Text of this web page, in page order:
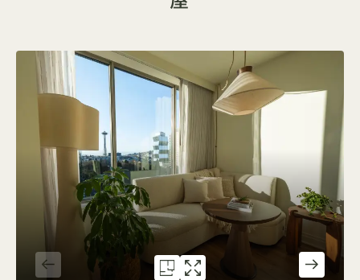
間取り図 5067 SPACE NEEDLE 2
ギャラリー5067 SPACE